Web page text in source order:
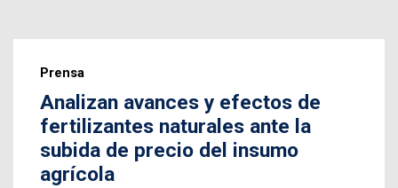
Prensa
Analizan avances y efectos de
fertilizantes naturales ante la
subida de precio del insumo
agrícola